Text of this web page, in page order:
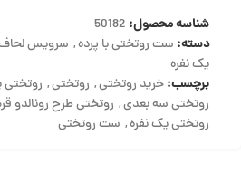
شناسه محصول: 50182
دسته: ست روتختی با پرده, سرویس
یک نفره
برچسب:خرید روتختی, روتختی, روتختی
روتختی سه بعدی, روتختی طرح رونالدو
روتختی یک نفره, ست روتختی